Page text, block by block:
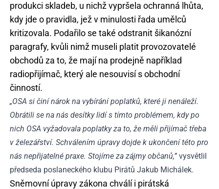
produkci skladeb, u nichž vypršela ochranná lhůta,
kdy jde o pravidla, jež v minulosti řada umělců
kritizovala. Podařilo se také odstranit šikanózní
paragrafy, kvůli nimž museli platit provozovatelé
obchodů za to, že mají na prodejně například
radiopřijímač, který ale nesouvisí s obchodní
činností.
„OSA si činí nárok na vybírání poplatků, které ji nenáleží.
Obrátili se na nás desítky lidí s tímto problémem, kdy po
nich OSA vyžadovala poplatky za to, že měli přijímač třeba
v železářství. Schválením úpravy dojde k ukončení této pro
nás nepřijatelné praxe. Stojíme za zájmy občanů,” vysvětlil
předseda poslaneckého klubu Pirátů Jakub Michálek.
Sněmovní úpravy zákona chválí i pirátská